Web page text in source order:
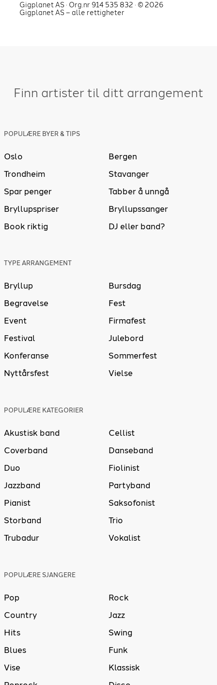
Gigplanet AS · Org.nr 914 535 832 · © 2026
Gigplanet AS – alle rettigheter
Finn artister til ditt arrangement
POPULÆRE BYER & TIPS
Oslo
Bergen
Trondheim
Stavanger
Spar penger
Tabber å unngå
Bryllupspriser
Bryllupssanger
Book riktig
DJ eller band?
TYPE ARRANGEMENT
Bryllup
Bursdag
Begravelse
Fest
Event
Firmafest
Festival
Julebord
Konferanse
Sommerfest
Nyttårsfest
Vielse
POPULÆRE KATEGORIER
Akustisk band
Cellist
Coverband
Danseband
Duo
Fiolinist
Jazzband
Partyband
Pianist
Saksofonist
Storband
Trio
Trubadur
Vokalist
POPULÆRE SJANGERE
Pop
Rock
Country
Jazz
Hits
Swing
Blues
Funk
Vise
Klassisk